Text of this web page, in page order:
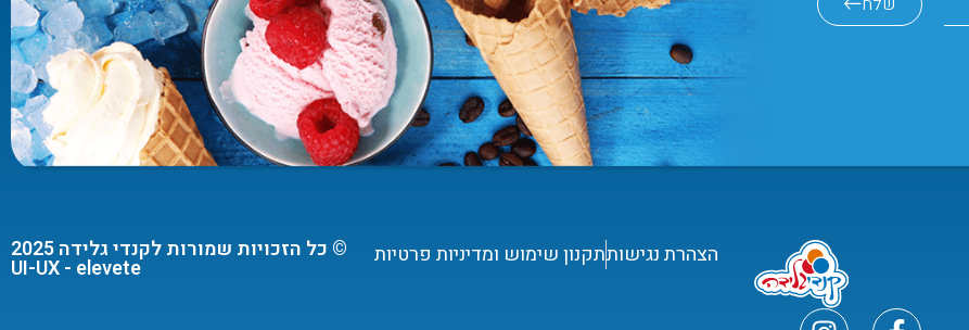
הצהרת נגישותתקנון שימוש ומדיניות פרטיות © כל הזכויות שמורות לקנדי גלידה 2025
UI-UX - elevete